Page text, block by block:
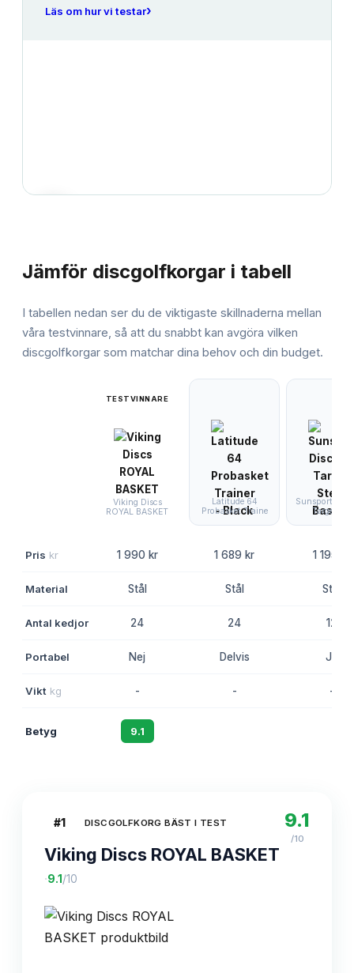
Läs om hur vi testar›
Jämför discgolfkorgar i tabell
I tabellen nedan ser du de viktigaste skillnaderna mellan
våra testvinnare, så att du snabbt kan avgöra vilken
discgolfkorgar som matchar dina behov och din budget.
TESTVINNARE
Viking Discs
ROYAL BASKET
Latitude 64
Probasket Traine
Sunsport
Target Ste
Pris kr 1 990 kr 1 689 kr 1 195 kr
Material Stål Stål Stål
Antal kedjor 24 24 12
Portabel Nej Delvis Ja
Vikt kg - - -
Betyg 9.1
#1 DISCGOLFKORG BÄST I TEST
Viking Discs ROYAL BASKET
·9.1 /10
9.1
/10